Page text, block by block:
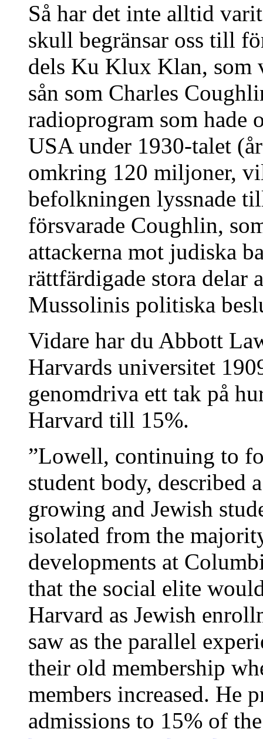
Så har det inte alltid
skull begränsar oss till
dels Ku Klux Klan, som
sån som Charles
radioprogram som hade
USA under 1930-talet
omkring 120 miljoner,
befolkningen lyssnade
försvarade Coughlin,
attackerna mot judiska
rättfärdigade stora
Mussolinis politiska
Vidare har du Abbott
Harvards universitet
genomdriva ett tak på
Harvard till 15%.
”Lowell, continuing to
student body, described
growing and Jewish
isolated from the
developments at
that the social elite
Harvard as Jewish
saw as the parallel
their old membership
members increased. He
admissions to 15% of